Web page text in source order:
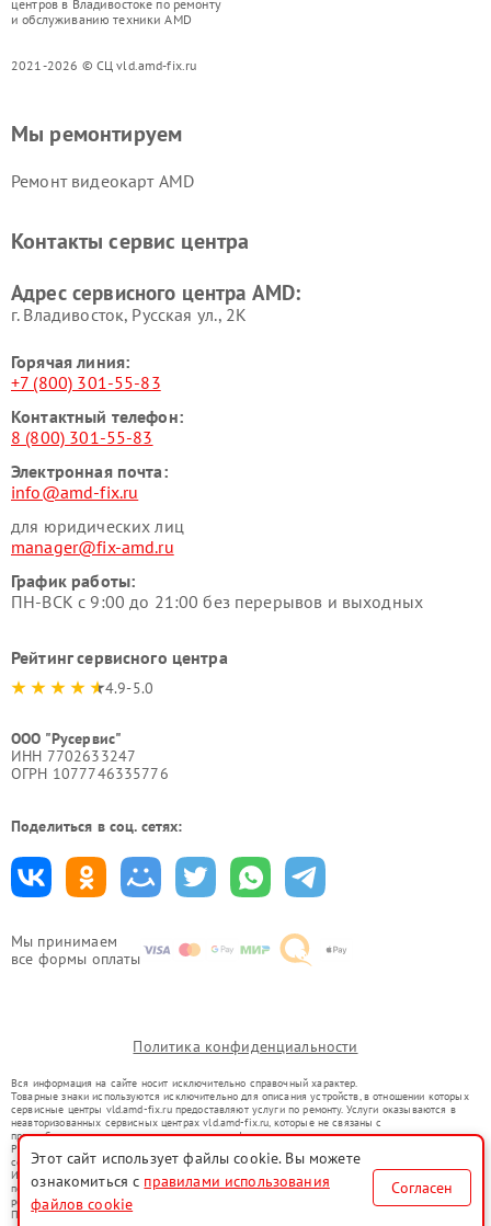
центров в Владивостоке по ремонту
и обслуживанию техники AMD
2021-2026 © СЦ vld.amd-fix.ru
Мы принимаем
все формы оплаты
Мы ремонтируем
Ремонт видеокарт AMD
Контакты сервис центра
Адрес сервисного центра AMD:
г. Владивосток, Русская ул., 2К
Горячая линия:
+7 (800) 301-55-83
Контактный телефон:
8 (800) 301-55-83
Электронная почта:
info@amd-fix.ru
для юридических лиц
manager@fix-amd.ru
График работы:
ПН-ВСК с 9:00 до 21:00 без перерывов и выходных
Рейтинг сервисного центра
4.9-5.0
ООО "Русервис"
ИНН 7702633247
ОГРН 1077746335776
Поделиться в соц. сетях:
Политика конфиденциальности
Вся информация на сайте носит исключительно справочный характер.
Товарные знаки используются исключительно для описания устройств, в отношении которых
сервисные центры vld.amd-fix.ru предоставляют услуги по ремонту. Услуги оказываются в
неавторизованных сервисных центрах vld.amd-fix.ru, которые не связаны с
правообладателями товарных знаков или их официальными представителями.
Ремонт осуществляется для устройств, уже введенных в гражданский оборот в соответствии
со статьей 1487 ГК РФ.
Использование товарных знаков не преследует цели индивидуализации услуг или введения
потребителей в заблуждение, а служит для информирования о предоставляемых услугах по
ремонту техники указанных брендов.
Представленная на сайте информация не является публичной офертой, определяемой
Этот сайт использует файлы cookie. Вы можете
ознакомиться с правилами использования
файлов cookie
Согласен